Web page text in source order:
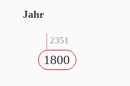
Jahr
2351
1800